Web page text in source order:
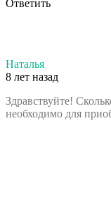
Ответить
Наталья
8 лет назад
Здравствуйте!
необходимо для